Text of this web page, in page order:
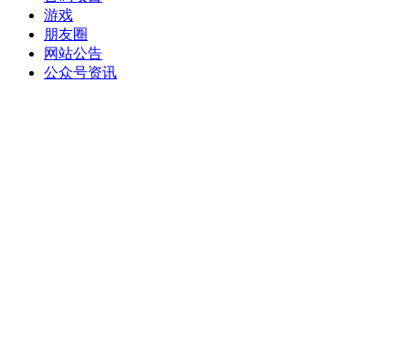
游戏
朋友圈
网站公告
公众号资讯